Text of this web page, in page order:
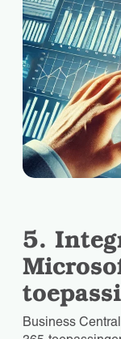
5.
Business